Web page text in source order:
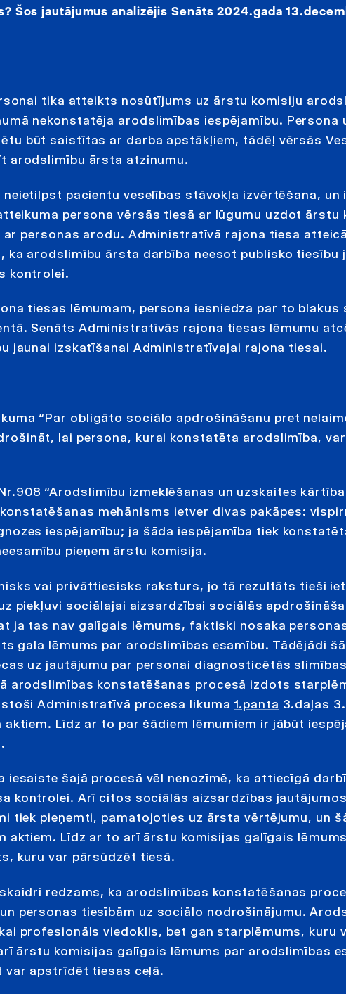
Šos jautājumus analizējis Senāts 2024.gada
tika atteikts nosūtījums uz ārstu komisiju
nekonstatēja arodslimības iespējamību. Persona
būt saistītas ar darba apstākļiem, tādēļ vērsās
arodslimību ārsta atzinumu.
pacientu veselības stāvokļa izvērtēšana, un
persona vērsās tiesā ar lūgumu uzdot ārstu
personas arodu. Administratīvā rajona tiesa
ka arodslimību ārsta darbība neesot publisko tiesību
kontrolei.
tiesas lēmumam, persona iesniedza par to blakus
Senāts Administratīvās rajona tiesas lēmumu
jaunai izskatīšanai Administratīvajai rajona tiesai.
“Par obligāto sociālo apdrošināšanu pret
lai persona, kurai konstatēta arodslimība,
“Arodslimību izmeklēšanas un uzskaites
mehānisms ietver divas pakāpes:
iespējamību; ja šāda iespējamība tiek
pieņem ārstu komisija.
vai privāttiesisks raksturs, jo tā rezultāts tieši
piekļuvi sociālajai aizsardzībai sociālās
ja tas nav galīgais lēmums, faktiski nosaka
gala lēmums par arodslimības esamību. Tādējādi
uz jautājumu par personai diagnosticētās
arodslimības konstatēšanas procesā izdots
Administratīvā procesa likuma 1.panta 3.daļas
Līdz ar to par šādiem lēmumiem ir jābūt
iesaiste šajā procesā vēl nenozīmē, ka attiecīgā
kontrolei. Arī citos sociālās aizsardzības
tiek pieņemti, pamatojoties uz ārsta vērtējumu, un
aktiem. Līdz ar to arī ārstu komisijas galīgais
kuru var pārsūdzēt tiesā.
redzams, ka arodslimības konstatēšanas
personas tiesībām uz sociālo nodrošinājumu.
profesionāls viedoklis, bet gan starplēmums, kuru
ārstu komisijas galīgais lēmums par arodslimības
apstrīdēt tiesas ceļā.